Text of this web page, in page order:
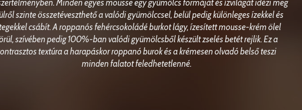
Minden egyes mousse egy gyümölcs formáját és ízvilágát idézi meg
szinte összetéveszthető a valódi gyümölccsel, belül pedig különleges ízekkel és
csábít. A roppanós fehércsokoládé burkot lágy, ízesített mousse-krém ölel
szívében pedig 100%-ban valódi gyümölcsből készült zselés betét rejlik. Ez a
textúra a harapáskor roppanó burok és a krémesen olvadó belső teszi
minden falatot feledhetetlenné.